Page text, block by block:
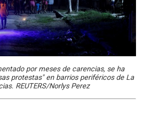
por meses de carencias, se ha
protestas" en barrios periféricos de La
REUTERS/Norlys Perez